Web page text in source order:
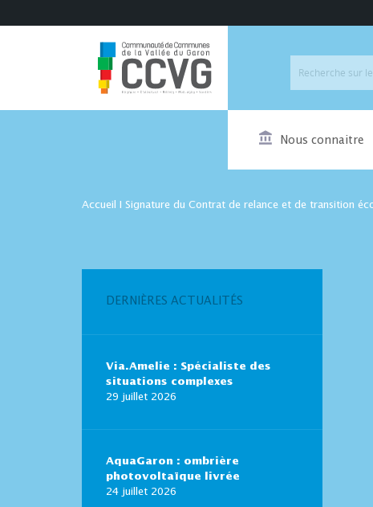
Nous connaitre
Accueil Signature du Contrat de relance et de transition
DERNIÈRES ACTUALITÉS
Via.Amelie : Spécialiste des
situations complexes
29 juillet 2026
AquaGaron : ombrière
photovoltaïque livrée
24 juillet 2026